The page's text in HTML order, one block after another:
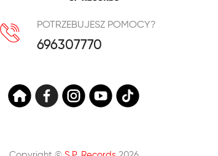
POTRZEBUJESZ POMOCY?
696307770